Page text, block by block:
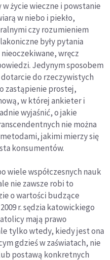
życie wieczne i powstanie
w niebo i piekło,
czy rozumieniem
były pytania
wręcz
Jedynym sposobem
do rzeczywistych
zastąpienie prostej,
w której ankieter i
wyjaśnić, o jakie
nie można
jakimi mierzy się
konsumentów.
wiele współczesnych nauk
nie zawsze robi to
o wartości budzące
r. sędzia katowickiego
mają prawo
tylko wtedy, kiedy jest ona
gdzieś w zaświatach, nie
postawą konkretnych